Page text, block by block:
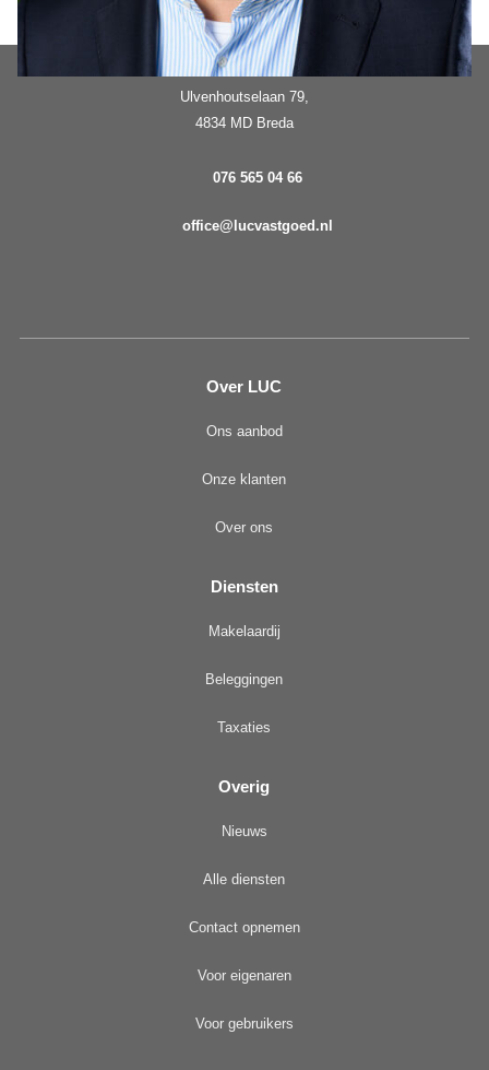
Ulvenhoutselaan 79,
4834 MD Breda
076 565 04 66
office@lucvastgoed.nl
Over LUC
Ons aanbod
Onze klanten
Over ons
Diensten
Makelaardij
Beleggingen
Taxaties
Overig
Nieuws
Alle diensten
Contact opnemen
Voor eigenaren
Voor gebruikers